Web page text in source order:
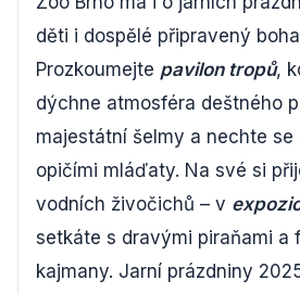
děti i dospělé připravený
Prozkoumejte pavilon tropů,
dýchne atmosféra deštného
majestátní šelmy a nechte
opičími mláďaty. Na své si
vodních živočichů – v
setkáte s dravými piraňami a
kajmany. Jarní prázdniny